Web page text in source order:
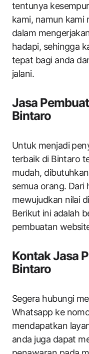
tentunya
kami, namun kami
dalam
hadapi, sehingga
tepat bagi anda
jalani.
Jasa
Bintaro
Untuk menjadi
terbaik di Bintaro
mudah,
semua orang. Dari
mewujudkan nilai
Berikut ini adalah
pembuatan
Kontak Jasa
Bintaro
Segera hubungi
Whatsapp ke
mendapatkan
anda juga dapat